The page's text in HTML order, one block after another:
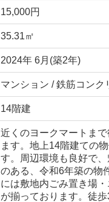
15,000円
35.31㎡
2024年 6月(築2年)
マンション / 鉄筋コンク
14階建
近くのヨークマートま
ます。地上14階建ての
す。周辺環境も良好で
のある、令和6年築の物
には敷地内ごみ置き場
が揃っております。徒